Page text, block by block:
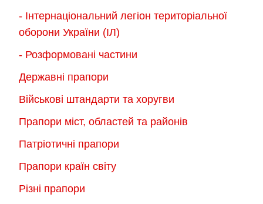
- Інтернаціональний легіон територіальної
оборони України (ІЛ)
- Розформовані частини
Державні прапори
Військові штандарти та хоругви
Прапори міст, областей та районів
Патріотичні прапори
Прапори країн світу
Різні прапори